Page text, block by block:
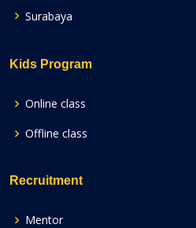
Surabaya
Kids Program
Online class
Offline class
Recruitment
Mentor